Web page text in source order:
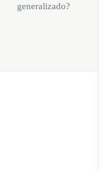
generalizado?